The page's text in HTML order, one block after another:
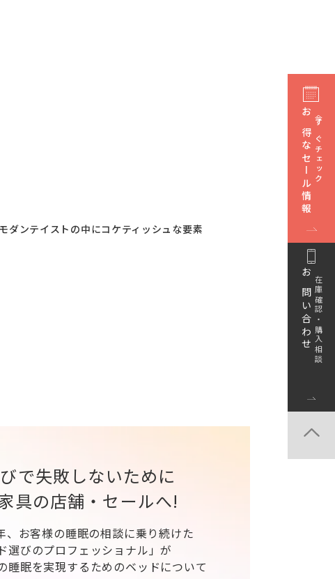
ダンテイストの中にコケティッシュな要素
で失敗しないために
具の店舗・セールへ!
、お客様の睡眠の相談に乗り続けた
選びのプロフェッショナル」が
睡眠を実現するためのベッドについて
今すぐチェック
お得なセール情報
お問い合わせ在庫確認・購入相談